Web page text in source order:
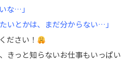
な…」
いとかは、まだ分からない…」
ださい！
きっと知らないお仕事もいっぱい